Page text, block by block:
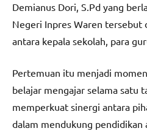
Demianus Dori, S.Pd yang
Negeri Inpres Waren tersebut
antara kepala sekolah, para
Pertemuan itu menjadi
belajar mengajar selama satu
memperkuat sinergi antara
dalam mendukung pendidikan